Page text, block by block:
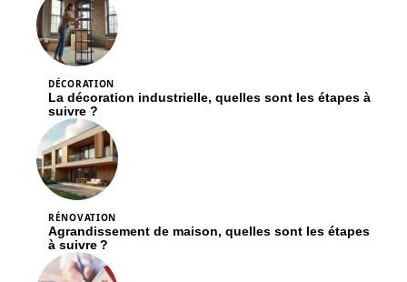
DÉCORATION
La décoration industrielle, quelles sont les étapes à
suivre ?
RÉNOVATION
Agrandissement de maison, quelles sont les étapes
à suivre ?